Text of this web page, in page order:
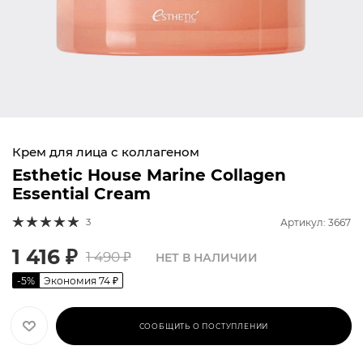
Крем для лица с коллагеном
Esthetic House Marine Collagen
Essential Cream
3 Артикул: 3667
1 416 ₽ 1 490₽
-5% Экономия 74 ₽
НЕТ В НАЛИЧИИ
СООБЩИТЬ О ПОСТУПЛЕНИИ